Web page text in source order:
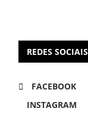
REDES SOCIAIS
FACEBOOK
INSTAGRAM